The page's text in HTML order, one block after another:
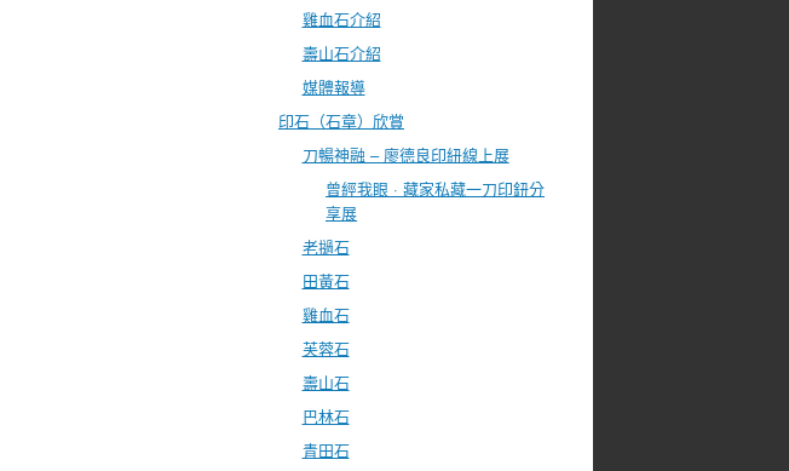
雞血石介紹
壽山石介紹
媒體報導
印石（石章）欣賞
刀暢神融 – 廖德良印紐線上展
曾經我眼 · 藏家私藏一刀印鈕分
享展
老撾石
田黃石
雞血石
芙蓉石
壽山石
巴林石
青田石